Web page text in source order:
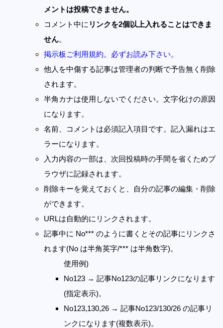
メントは投稿できません。
コメント中に リンクを2個以上入れることはできま
せん。
掲示板ご利用規約。必ずお読み下さい。
他人を中傷する記事は管理者の判断で予告無く削除
されます。
半角カナは使用しないでください。文字化けの原因
になります。
名前、コメントは必須記入項目です。記入漏れはエ
ラーになります。
入力内容の一部は、次回投稿時の手間を省くためブ
ラウザに記録されます。
削除キーを覚えておくと、自分の記事の編集・削除
ができます。
URLは自動的にリンクされます。
記事中に No*** のように書くとその記事にリンクさ
れます(No は半角英字/*** は半角数字)。
使用例)
No123 → 記事No123の記事リンクになります
(指定表示)。
No123,130,26 → 記事No123/130/26 の記事リ
ンクになります(複数表示)。